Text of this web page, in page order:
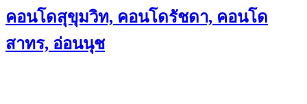
คอนโดสุขุมวิท, คอนโดรัชดา, คอนโด
สาทร, อ่อนนุช